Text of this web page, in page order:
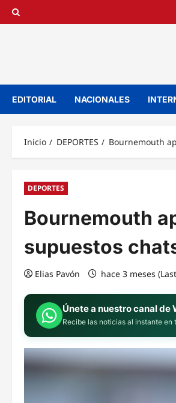
Saltar
EDITORIAL NACIONALES
Inicio DEPORTES Bournemouth
DEPORTES
Bournemouth
supuestos
Elias Pavón hace 3 meses
Únete a nuestro canal de
Recibe las noticias al instante en